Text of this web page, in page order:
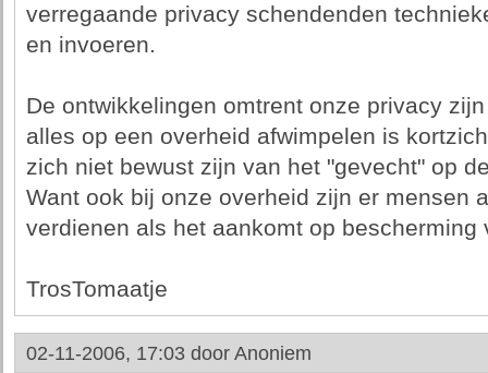
verregaande privacy schendenden
en invoeren.
De ontwikkelingen omtrent onze privacy
alles op een overheid afwimpelen is
zich niet bewust zijn van het "gevecht" op
Want ook bij onze overheid zijn er mensen
verdienen als het aankomt op bescherming
TrosTomaatje
02-11-2006, 17:03 door Anoniem